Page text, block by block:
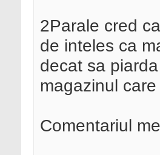
2Parale cred
de inteles ca
decat sa
magazinul
Comentariul